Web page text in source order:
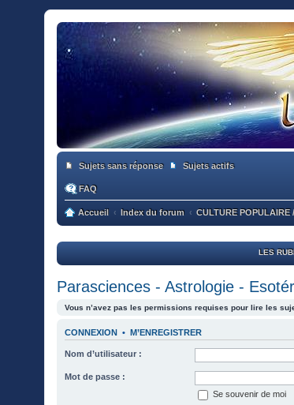
Sujets sans réponse Sujets actifs
FAQ
Accueil Index du forum CULTURE POPULAIRE
LES
Parasciences - Astrologie -
Vous n’avez pas les permissions requises pour lire les
CONNEXION • M’ENREGISTRER
Nom d’utilisateur :
Mot de passe :
Se souvenir de moi